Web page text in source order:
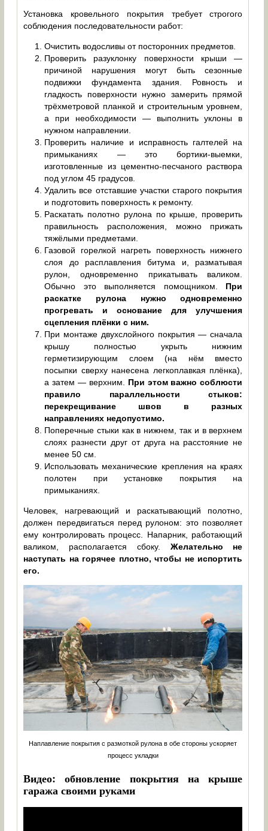
Установка кровельного покрытия требует строгого
соблюдения последовательности работ:
Очистить водосливы от посторонних предметов.
Проверить разуклонку поверхности крыши —
причиной нарушения могут быть сезонные
подвижки фундамента здания. Ровность и
гладкость поверхности нужно замерить прямой
трёхметровой планкой и строительным уровнем,
а при необходимости — выполнить уклоны в
нужном направлении.
Проверить наличие и исправность галтелей на
примыканиях — это бортики-выемки,
изготовленные из цементно-песчаного раствора
под углом 45 градусов.
Удалить все отставшие участки старого покрытия
и подготовить поверхность к ремонту.
Раскатать полотно рулона по крыше, проверить
правильность расположения, можно прижать
тяжёлыми предметами.
Газовой горелкой нагреть поверхность нижнего
слоя до расплавления битума и, разматывая
рулон, одновременно прикатывать валиком.
Обычно это выполняется помощником. При
раскатке рулона нужно одновременно
прогревать и основание для улучшения
сцепления плёнки с ним.
При монтаже двухслойного покрытия — сначала
крышу полностью укрыть нижним
герметизирующим слоем (на нём вместо
посыпки сверху нанесена легкоплавкая плёнка),
а затем — верхним. При этом важно соблюсти
правило параллельности стыков:
перекрещивание швов в разных
направлениях недопустимо.
Поперечные стыки как в нижнем, так и в верхнем
слоях разнести друг от друга на расстояние не
менее 50 см.
Использовать механические крепления на краях
полотен при установке покрытия на
примыканиях.
Человек, нагревающий и раскатывающий полотно,
должен передвигаться перед рулоном: это позволяет
ему контролировать процесс. Напарник, работающий
валиком, располагается сбоку. Желательно не
наступать на горячее плотно, чтобы не испортить
его.
Наплавление покрытия с размоткой рулона в обе стороны ускоряет
процесс укладки
Видео: обновление покрытия на крыше
гаража своими руками